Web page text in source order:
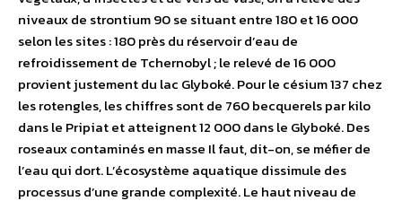
niveaux de strontium 90 se situant entre 180 et 16 000
selon les sites : 180 près du réservoir d’eau de
refroidissement de Tchernobyl ; le relevé de 16 000
provient justement du lac Glyboké. Pour le césium 137 chez
les rotengles, les chiffres sont de 760 becquerels par kilo
dans le Pripiat et atteignent 12 000 dans le Glyboké. Des
roseaux contaminés en masse Il faut, dit-on, se méfier de
l’eau qui dort. L’écosystème aquatique dissimule des
processus d’une grande complexité. Le haut niveau de